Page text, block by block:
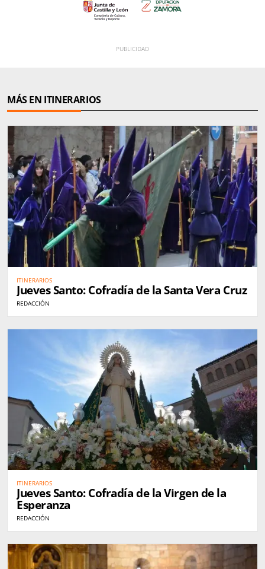
MÁS EN ITINERARIOS
ITINERARIOS
Jueves Santo: Cofradía de la Santa Vera Cruz
REDACCIÓN
ITINERARIOS
Jueves Santo: Cofradía de la Virgen de la
Esperanza
REDACCIÓN